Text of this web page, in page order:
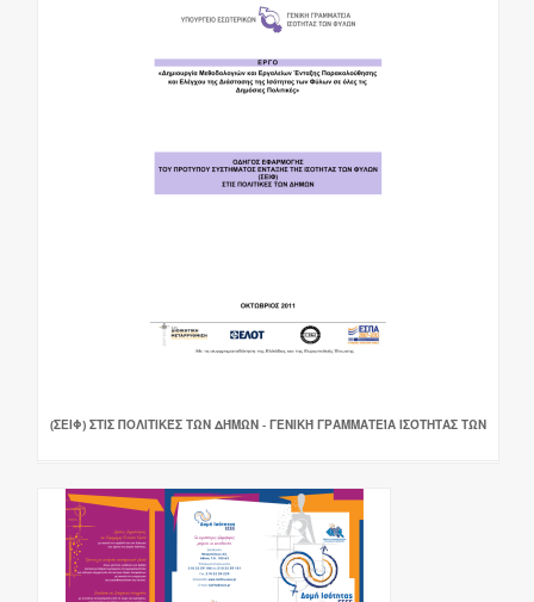
(ΣΕΙΦ) ΣΤΙΣ ΠΟΛΙΤΙΚΈΣ ΤΩΝ ΔΉΜΩΝ - ΓΕΝΙΚΉ ΓΡΑΜΜΑΤΕΊΑ ΙΣΌΤΗΤΑΣ ΤΩΝ